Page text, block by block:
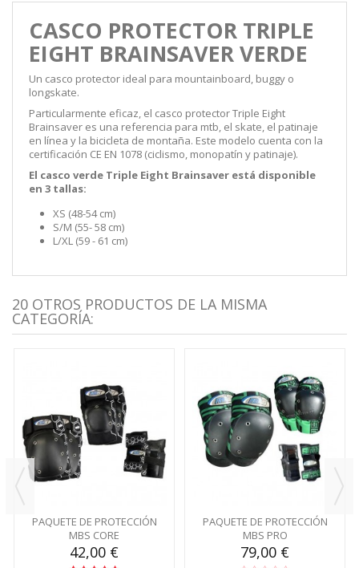
CASCO PROTECTOR TRIPLE
EIGHT BRAINSAVER VERDE
Un casco protector ideal para mountainboard, buggy o
longskate.
Particularmente eficaz, el casco protector Triple Eight
Brainsaver es una referencia para mtb, el skate, el patinaje
en línea y la bicicleta de montaña. Este modelo cuenta con la
certificación CE EN 1078 (ciclismo, monopatín y patinaje).
El casco verde Triple Eight Brainsaver está disponible
en 3 tallas:
XS (48-54 cm)
S/M (55-58 cm)
L/XL (59 - 61 cm)
20 OTROS PRODUCTOS DE LA MISMA
CATEGORÍA:
PAQUETE DE PROTECCIÓN
MBS CORE
42,00 €
PAQUETE DE PROTECCIÓN
MBS PRO
79,00 €